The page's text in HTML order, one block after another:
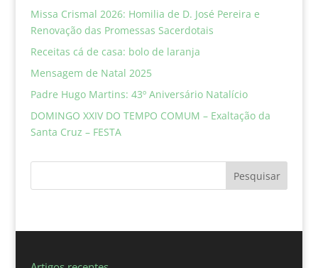
Missa Crismal 2026: Homilia de D. José Pereira e
Renovação das Promessas Sacerdotais
Receitas cá de casa: bolo de laranja
Mensagem de Natal 2025
Padre Hugo Martins: 43º Aniversário Natalício
DOMINGO XXIV DO TEMPO COMUM – Exaltação da
Santa Cruz – FESTA
Pesquisar